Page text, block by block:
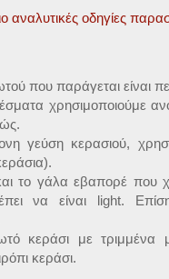
αναλυτικές οδηγίες
που παράγεται είναι
χρησιμοποιούμε
γεύση κερασιού,
το γάλα εβαπορέ που
να είναι light.
κεράσι με τριμμένα
κεράσι.